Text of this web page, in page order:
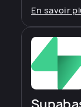
En savoir